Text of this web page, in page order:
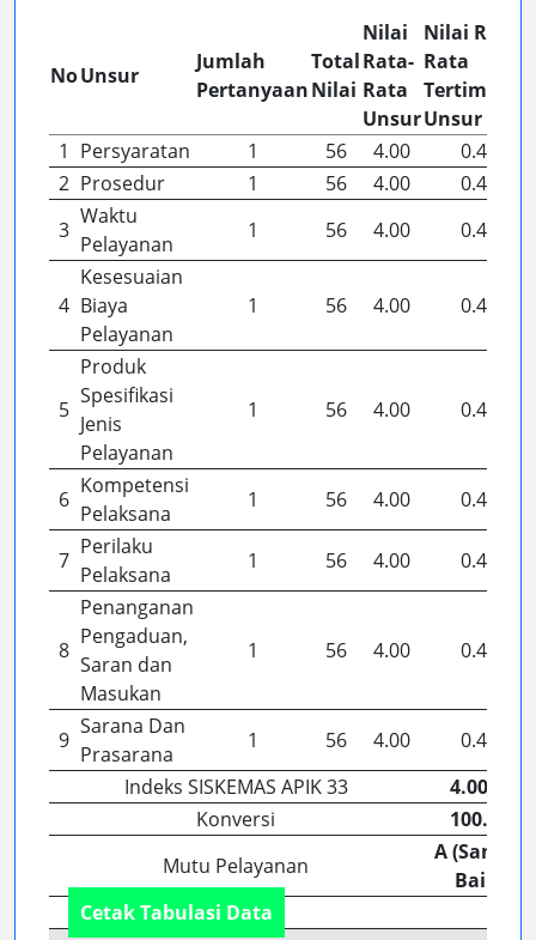
NoUnsur
Jumlah
Pertanyaan
Total
Nilai
Nilai
Rata-
Rata
Unsur
Nilai Rata-
Rata
Tertimbang
Unsur
1 Persyaratan 1 56 4.00
0.44
2 Prosedur 1 56 4.00
0.44
3
Waktu
Pelayanan
1 56 4.00 0.44
4
Kesesuaian
Biaya
Pelayanan
1 56 4.00 0.44
5
Produk
Spesifikasi
Jenis
Pelayanan
1 56 4.00 0.44
6
Kompetensi
Pelaksana
1 56 4.00 0.44
7
Perilaku
Pelaksana
1 56 4.00 0.44
8
Penanganan
Pengaduan,
Saran dan
Masukan
1 56 4.00 0.44
9
Sarana Dan
Prasarana
1 56 4.00
0.44
Indeks SISKEMAS APIK 33
4.00 ( )
Konversi
100.00
Mutu Pelayanan
A (Sangat
Baik)
Cetak Tabulasi Data